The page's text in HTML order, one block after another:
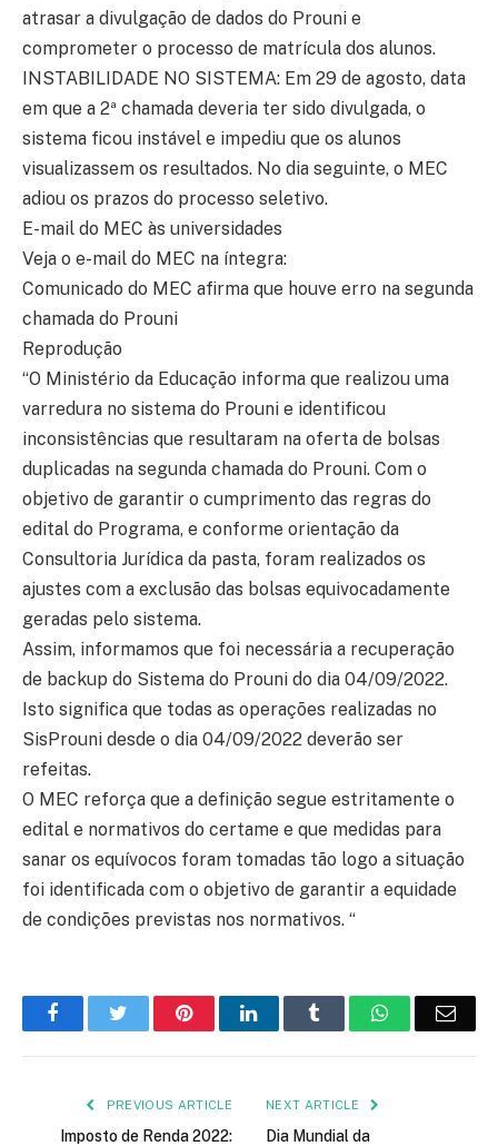
atrasar a divulgação de dados do Prouni e
comprometer o processo de matrícula dos alunos.
INSTABILIDADE NO SISTEMA: Em 29 de agosto, data
em que a 2ª chamada deveria ter sido divulgada, o
sistema ficou instável e impediu que os alunos
visualizassem os resultados. No dia seguinte, o MEC
adiou os prazos do processo seletivo.
E-mail do MEC às universidades
Veja o e-mail do MEC na íntegra:
Comunicado do MEC afirma que houve erro na segunda
chamada do Prouni
Reprodução
“O Ministério da Educação informa que realizou uma
varredura no sistema do Prouni e identificou
inconsistências que resultaram na oferta de bolsas
duplicadas na segunda chamada do Prouni. Com o
objetivo de garantir o cumprimento das regras do
edital do Programa, e conforme orientação da
Consultoria Jurídica da pasta, foram realizados os
ajustes com a exclusão das bolsas equivocadamente
geradas pelo sistema.
Assim, informamos que foi necessária a recuperação
de backup do Sistema do Prouni do dia 04/09/2022.
Isto significa que todas as operações realizadas no
SisProuni desde o dia 04/09/2022 deverão ser
refeitas.
O MEC reforça que a definição segue estritamente o
edital e normativos do certame e que medidas para
sanar os equívocos foram tomadas tão logo a situação
foi identificada com o objetivo de garantir a equidade
de condições previstas nos normativos. “
FacebookTwitter PinterestLinkedIn Tumblr WhatsApp
PREVIOUS ARTICLE
Imposto de Renda 2022:
NEXT ARTICLE
Dia Mundial da